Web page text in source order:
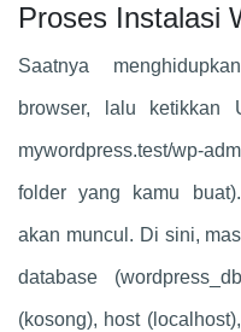
Proses Instalasi
Saatnya
browser, lalu ketikkan
mywordpress.test/wp-
folder yang kamu
akan muncul. Di sini,
database
(kosong), host